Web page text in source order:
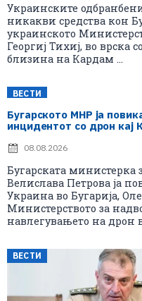
Украинските
никакви средства кон
украинското
Георгиј Тихиј, во врска
близина на Кардам ...
ВЕСТИ
Бугарското МНР ја
инцидентот со дрон кај
08.08.2026
Бугарската министерка
Велислава Петрова ја
Украина во Бугарија,
Министерството за
навлегувањето на дрон
ВЕСТИ